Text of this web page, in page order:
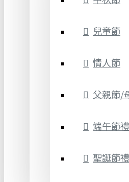
兒童節
情人節
父親節/
端午節
聖誕節